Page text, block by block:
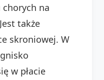
na
także
skroniowej. W
w płacie